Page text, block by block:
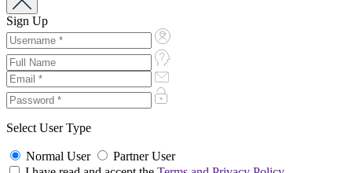
Sign Up
Select User Type
Normal User
Partner User